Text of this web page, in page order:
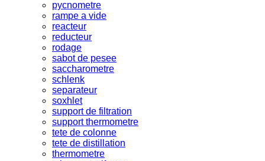
pycnometre
rampe a vide
reacteur
reducteur
rodage
sabot de pesee
saccharometre
schlenk
separateur
soxhlet
support de filtration
support thermometre
tete de colonne
tete de distillation
thermometre